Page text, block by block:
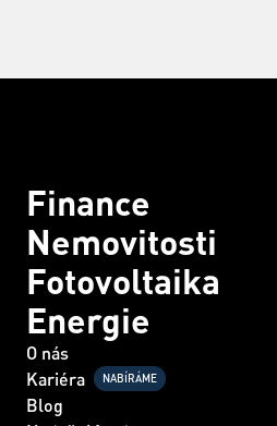
Finance
Nemovitosti
Fotovoltaika
Energie
O nás
Kariéra
NABÍRÁME
Blog